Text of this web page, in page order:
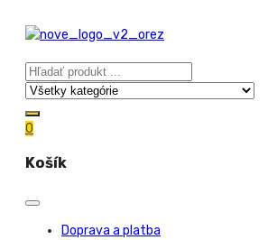
0
Košík
Doprava a platba